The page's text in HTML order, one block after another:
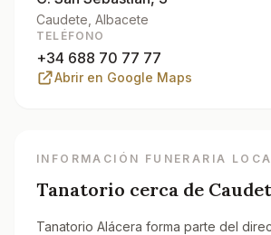
Caudete , Albacete
TELÉFONO
+34 688 70 77 77
Abrir en Google Maps
INFORMACIÓN FUNERARIA
Tanatorio cerca de
Tanatorio Alácera forma parte del